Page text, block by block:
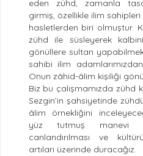
eden zühd, zamanla
girmiş, özellikle ilim
hasletlerden biri olmuştur.
zühd ile süsleyerek
gönüllere sultan
sahibi ilim
Onun zâhid-âlim kişiliği
Biz bu çalışmamızda zühd
Sezgin’in şahsiyetinde
âlim örnekliğini
yüz tutmuş manevi
canlandırılması ve
artıları üzerinde duracağız.